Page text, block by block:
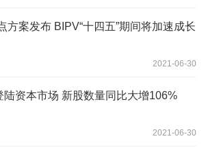
方案发布 BIPV“十四五”期间将加速成长
2021-06-30
陆资本市场 新股数量同比大增106%
2021-06-30